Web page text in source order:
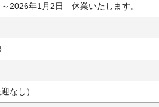
2026年1月2日 休業いたします。
なし）